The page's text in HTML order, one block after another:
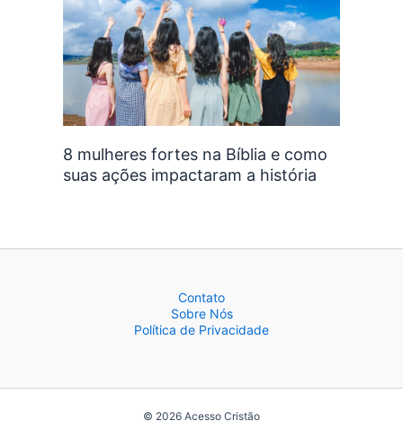
8 mulheres fortes na Bíblia e como
suas ações impactaram a história
Contato
Sobre Nós
Política de Privacidade
© 2026 Acesso Cristão